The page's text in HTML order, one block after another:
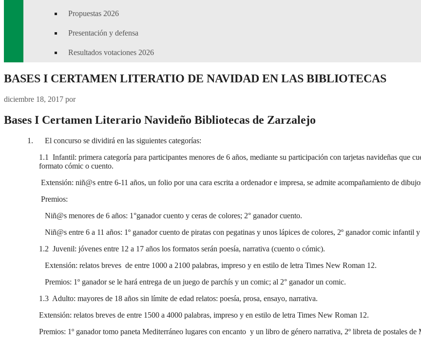
Propuestas 2026
Presentación y defensa
Resultados votaciones 2026
BASES I CERTAMEN LITERATIO DE NAVIDAD EN LAS BIBLIOTECAS
diciembre 18, 2017 por
Bases I Certamen Literario Navideño Bibliotecas de Zarzalejo
1. El concurso se dividirá en las siguientes categorías:
1.1 Infantil: primera categoría para participantes menores de 6 años, mediante su participación con tarjetas navideñas que
formato cómic o cuento.
Extensión: niñ@s entre 6-11 años, un folio por una cara escrita a ordenador e impresa, se admite acompañamiento de
Premios:
Niñ@s menores de 6 años: 1°ganador cuento y ceras de colores; 2° ganador cuento.
Niñ@s entre 6 a 11 años: 1º ganador cuento de piratas con pegatinas y unos lápices de colores, 2º ganador comic infantil y
1.2 Juvenil: jóvenes entre 12 a 17 años los formatos serán poesía, narrativa (cuento o cómic).
Extensión: relatos breves de entre 1000 a 2100 palabras, impreso y en estilo de letra Times New Roman 12.
Premios: 1º ganador se le hará entrega de un juego de parchís y un comic; al 2° ganador un comic.
1.3 Adulto: mayores de 18 años sin límite de edad relatos: poesía, prosa, ensayo, narrativa.
Extensión: relatos breves de entre 1500 a 4000 palabras, impreso y en estilo de letra Times New Roman 12.
Premios: 1º ganador tomo paneta Mediterráneo lugares con encanto y un libro de género narrativa, 2º libreta de postales